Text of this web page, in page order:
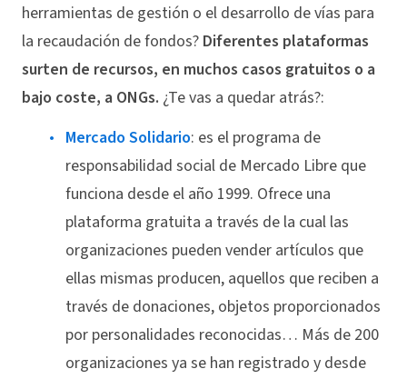
herramientas de gestión o el desarrollo de vías para
la recaudación de fondos? Diferentes plataformas
surten de recursos, en muchos casos gratuitos o a
bajo coste, a ONGs. ¿Te vas a quedar atrás?:
Mercado Solidario: es el programa de
responsabilidad social de Mercado Libre que
funciona desde el año 1999. Ofrece una
plataforma gratuita a través de la cual las
organizaciones pueden vender artículos que
ellas mismas producen, aquellos que reciben a
través de donaciones, objetos proporcionados
por personalidades reconocidas… Más de 200
organizaciones ya se han registrado y desde